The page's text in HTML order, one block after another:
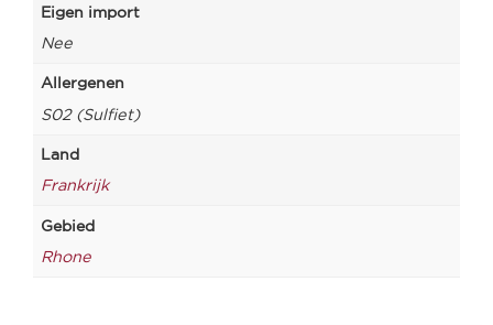
Eigen import
Nee
Allergenen
S02 (Sulfiet)
Land
Frankrijk
Gebied
Rhone